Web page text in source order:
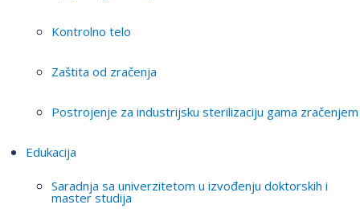
Kontrolno telo
Zaštita od zračenja
Postrojenje za industrijsku sterilizaciju gama zračenjem
Edukacija
Saradnja sa univerzitetom u izvođenju doktorskih i
master studija